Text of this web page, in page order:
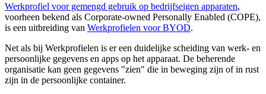
Werkprofiel voor gemengd gebruik op bedrijfseigen apparaten,
voorheen bekend als Corporate-owned Personally Enabled (COPE),
is een uitbreiding van Werkprofielen voor BYOD.
Net als bij Werkprofielen is er een duidelijke scheiding van werk- en
persoonlijke gegevens en apps op het apparaat. De beherende
organisatie kan geen gegevens "zien" die in beweging zijn of in rust
zijn in de persoonlijke container.